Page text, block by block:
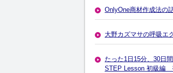
OnlyOne商材作成法の
大野カズマサの呼吸エ
たった1日15分、30日
STEP Lesson 初級編